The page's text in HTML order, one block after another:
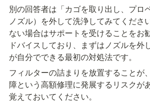
別の回答者は「カゴを取り出し、プロ
ノズル）を外して洗浄してみてくださ
ない場合はサポートを受けることをお
ドバイスしており、まずはノズルを外
が自分でできる最初の対処法です。
フィルターの詰まりを放置することが
障という高額修理に発展するリスクが
覚えておいてください。